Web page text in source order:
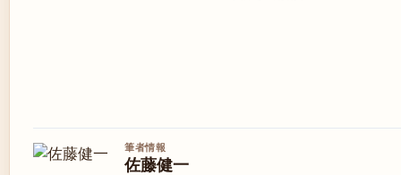
筆者情報
佐藤健一